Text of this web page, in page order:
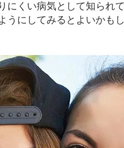
にくい病気として知られ
にしてみるとよいかもし